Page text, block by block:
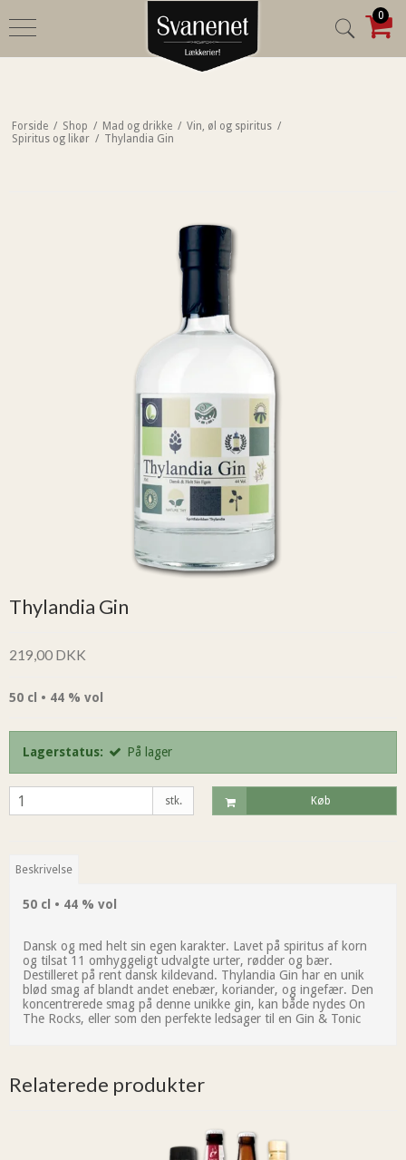
0
Forside / Shop / Mad og drikke / Vin, øl og spiritus /
Spiritus og likør / Thylandia Gin
Thylandia Gin
219,00 DKK
50 cl • 44 % vol
Lagerstatus: På lager
stk. Køb
Beskrivelse
50 cl • 44 % vol
Dansk og med helt sin egen karakter. Lavet på spiritus af korn
og tilsat 11 omhyggeligt udvalgte urter, rødder og bær.
Destilleret på rent dansk kildevand. Thylandia Gin har en unik
blød smag af blandt andet enebær, koriander, og ingefær. Den
koncentrerede smag på denne unikke gin, kan både nydes On
The Rocks, eller som den perfekte ledsager til en Gin & Tonic
Relaterede produkter